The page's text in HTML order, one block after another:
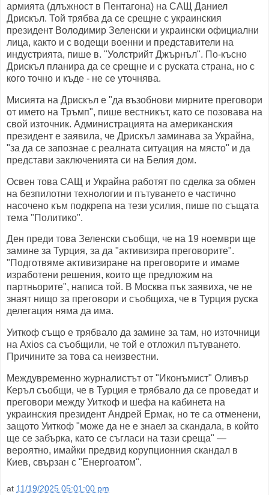
армията (длъжност в Пентагона) на САЩ Даниел
Дрискъл. Той трябва да се срещне с украинския
президент Володимир Зеленски и украински официални
лица, както и с водещи военни и представители на
индустрията, пише в. "Уолстрийт Джърнъл". По-късно
Дрискъл планира да се срещне и с руската страна, но с
кого точно и къде - не се уточнява.
Мисията на Дрискъл е "да възобнови мирните преговори
от името на Тръмп", пише вестникът, като се позовава на
свой източник. Администрацията на американския
президент е заявила, че Дрискъл заминава за Украйна,
"за да се запознае с реалната ситуация на място" и да
представи заключенията си на Белия дом.
Освен това САЩ и Украйна работят по сделка за обмен
на безпилотни технологии и пътуването е частично
насочено към подкрепа на тези усилия, пише по същата
тема "Политико".
Ден преди това Зеленски съобщи, че на 19 ноември ще
замине за Турция, за да "активизира преговорите".
"Подготвяме активизиране на преговорите и имаме
изработени решения, които ще предложим на
партньорите", написа той. В Москва пък заявиха, че не
знаят нищо за преговори и съобщиха, че в Турция руска
делегация няма да има.
Уиткоф също е трябвало да замине за там, но източници
на Axios са съобщили, че той е отложил пътуването.
Причините за това са неизвестни.
Междувременно журналистът от "Иконъмист" Оливър
Керъл съобщи, че в Турция е трябвало да се проведат и
преговори между Уиткоф и шефа на кабинета на
украинския президент Андрей Ермак, но те са отменени,
защото Уиткоф "може да не е знаел за скандала, в който
ще се забърка, като се съгласи на тази среща" —
вероятно, имайки предвид корупционния скандал в
Киев, свързан с "Енергоатом".
at 11/19/2025 05:01:00 pm